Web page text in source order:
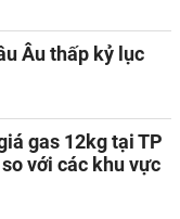
Âu thấp kỷ lục
gas 12kg tại TP
với các khu vực